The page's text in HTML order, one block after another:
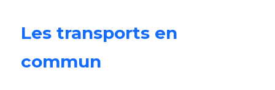
Les transports en
commun